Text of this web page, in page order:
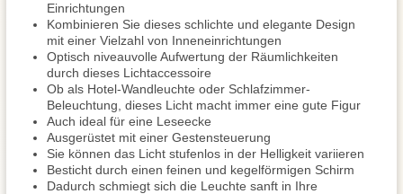
Einrichtungen
Kombinieren Sie dieses schlichte und elegante Design
mit einer Vielzahl von Inneneinrichtungen
Optisch niveauvolle Aufwertung der Räumlichkeiten
durch dieses Lichtaccessoire
Ob als Hotel-Wandleuchte oder Schlafzimmer-
Beleuchtung, dieses Licht macht immer eine gute Figur
Auch ideal für eine Leseecke
Ausgerüstet mit einer Gestensteuerung
Sie können das Licht stufenlos in der Helligkeit variieren
Besticht durch einen feinen und kegelförmigen Schirm
Dadurch schmiegt sich die Leuchte sanft in Ihre